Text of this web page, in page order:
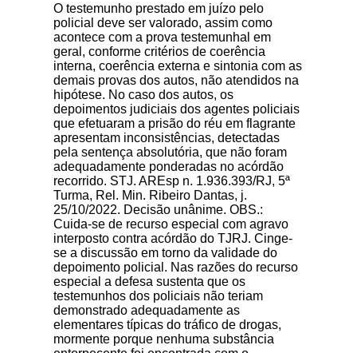
O testemunho prestado em juízo pelo
policial deve ser valorado, assim como
acontece com a prova testemunhal em
geral, conforme critérios de coerência
interna, coerência externa e sintonia com as
demais provas dos autos, não atendidos na
hipótese. No caso dos autos, os
depoimentos judiciais dos agentes policiais
que efetuaram a prisão do réu em flagrante
apresentam inconsistências, detectadas
pela sentença absolutória, que não foram
adequadamente ponderadas no acórdão
recorrido. STJ. AREsp n. 1.936.393/RJ, 5ª
Turma, Rel. Min. Ribeiro Dantas, j.
25/10/2022. Decisão unânime. OBS.:
Cuida-se de recurso especial com agravo
interposto contra acórdão do TJRJ. Cinge-
se a discussão em torno da validade do
depoimento policial. Nas razões do recurso
especial a defesa sustenta que os
testemunhos dos policiais não teriam
demonstrado adequadamente as
elementares típicas do tráfico de drogas,
mormente porque nenhuma substância